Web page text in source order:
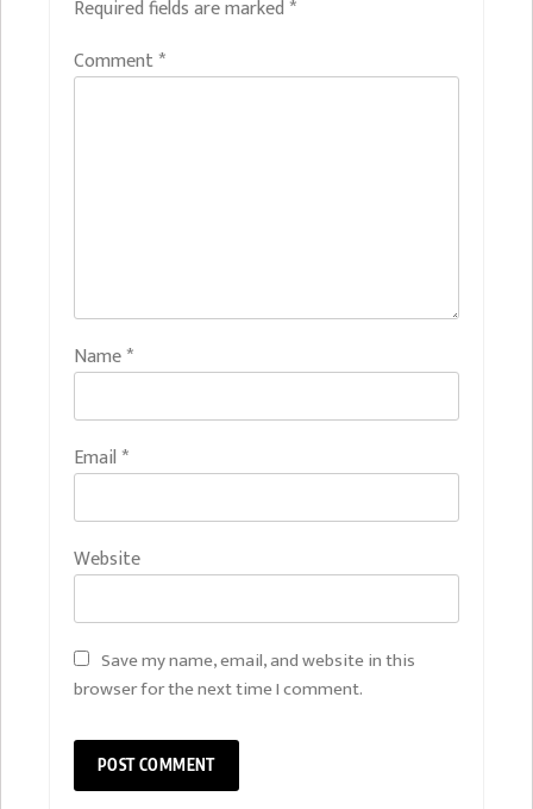
Required fields are marked *
Comment*
Name*
Email *
Website
Save my name, email, and website in this
browser for the next time I comment.